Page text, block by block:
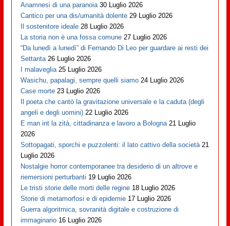
Anamnesi di una paranoia 30 Luglio 2026
Cantico per una dis/umanità dolente 29 Luglio 2026
Il sostenitore ideale 28 Luglio 2026
La storia non è una fossa comune 27 Luglio 2026
“Da lunedì a lunedì” di Fernando Di Leo per guardare ai resti dei
Settanta 26 Luglio 2026
I malaveglia 25 Luglio 2026
Wasichu, papalagi, sempre quelli siamo 24 Luglio 2026
Case morte 23 Luglio 2026
Il poeta che cantò la gravitazione universale e la caduta (degli
angeli e degli uomini) 22 Luglio 2026
E man int la zità, cittadinanza e lavoro a Bologna 21 Luglio
2026
Sottopagati, sporchi e puzzolenti: il lato cattivo della società 21
Luglio 2026
Nostalgie horror contemporanee tra desiderio di un altrove e
riemersioni perturbanti 19 Luglio 2026
Le tristi storie delle morti delle regine 18 Luglio 2026
Storie di metamorfosi e di epidemie 17 Luglio 2026
Guerra algoritmica, sovranità digitale e costruzione di
immaginario 16 Luglio 2026